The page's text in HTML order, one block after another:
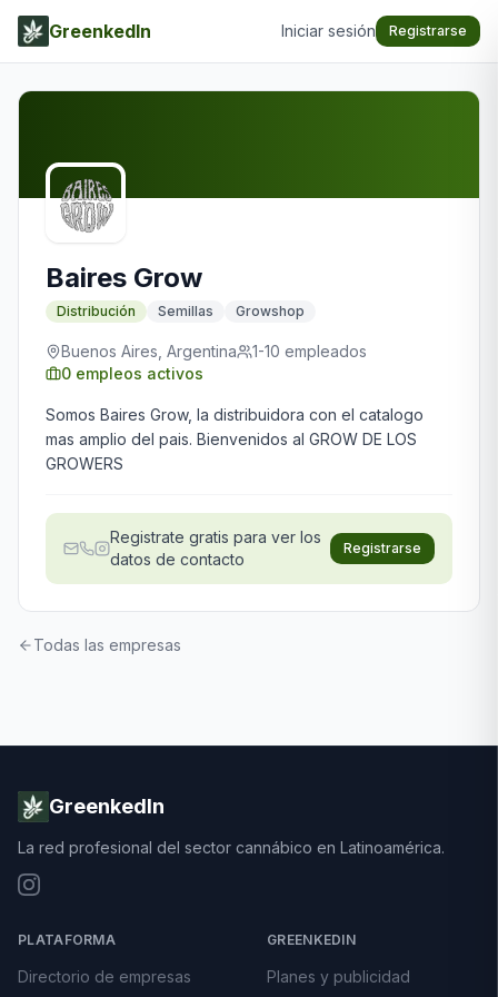
GreenkedIn Iniciar sesión Registrarse
Baires Grow
Distribución Semillas Growshop
Buenos Aires, Argentina 1-10 empleados
0 empleos activos
Somos Baires Grow, la distribuidora con el catalogo
mas amplio del pais. Bienvenidos al GROW DE LOS
GROWERS
Registrate gratis para ver los
datos de contacto
Registrarse
Todas las empresas
GreenkedIn
La red profesional del sector cannábico en Latinoamérica.
PLATAFORMA
Directorio de empresas
GREENKEDIN
Planes y publicidad